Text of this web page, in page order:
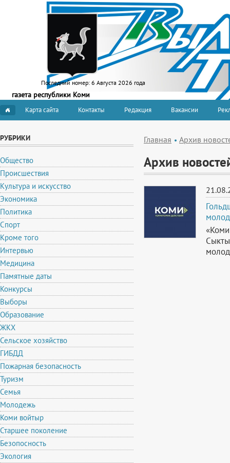
Последний номер: 6 Августа 2026 года
газета республики Коми
Карта сайта Контакты Редакция Вакансии
РУБРИКИ
Общество
Происшествия
Культура и искусство
Экономика
Политика
Спорт
Кроме того
Интервью
Медицина
Памятные даты
Конкурсы
Выборы
Образование
ЖКХ
Сельское хозяйство
ГИБДД
Пожарная безопасность
Туризм
Семья
Молодежь
Коми войтыр
Старшее поколение
Безопосность
Экология
Главная Архив
Архив